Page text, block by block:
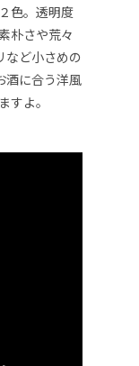
色。透明度
朴さや荒々
など小さめの
酒に合う洋風
すよ。